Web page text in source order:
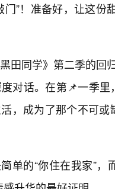
门”！准备好，让这
黑田同学》第二季的
度对话。在第📌一季
，成为了那个不可
单的“你住在我家”，